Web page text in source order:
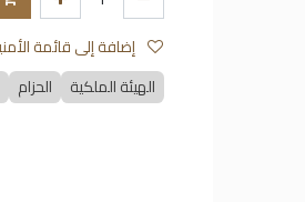
الهيئة الملكية
الحزام